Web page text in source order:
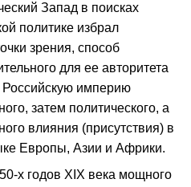
Запад в поисках
политике избрал
зрения, способ
для ее авторитета
империю
затем политического, а
влияния (присутствия) в
Европы, Азии и Африки.
х годов ХIХ века мощного